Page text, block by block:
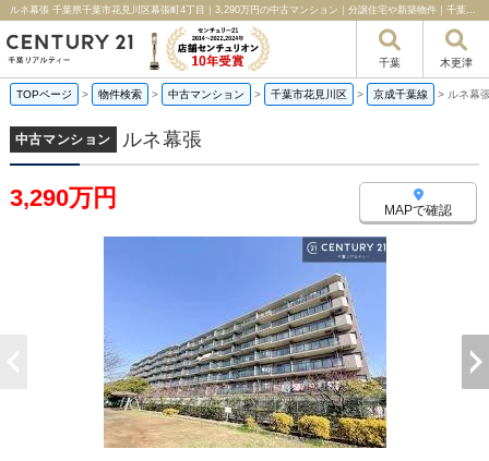
ルネ幕張 千葉県千葉市花見川区幕張町4丁目｜3,290万円の中古マンション｜分譲住宅や新築物件｜千葉リアルティー
千葉 木更津
TOPページ > 物件検索 > 中古マンション > 千葉市花見川区 > 京成千葉線 > ルネ幕
中古マンション ルネ幕張
3,290万円 MAPで確認